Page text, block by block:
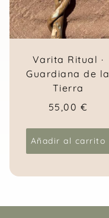
Varita Ritual ·
Guardiana de la
Tierra
55,00 €
Añadir al carrito